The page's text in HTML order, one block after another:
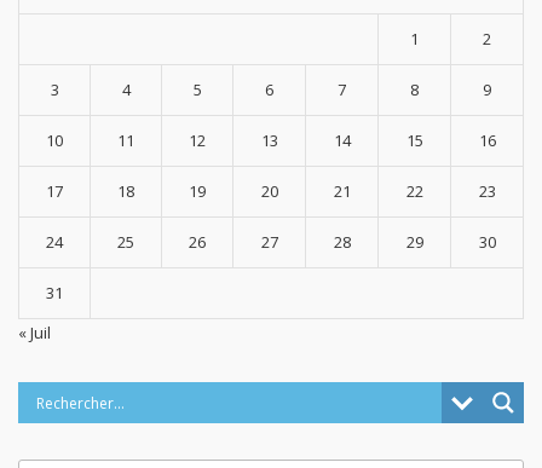
1 2
3 4 5 6 7 8 9
10 11 12 13 14 15 16
17 18 19 20 21 22 23
24 25 26 27 28 29 30
31
« Juil